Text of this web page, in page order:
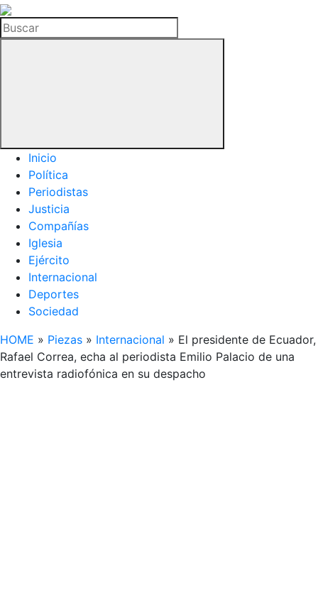
La
Hemeroteca
del
Buscar
Inicio
Política
Periodistas
Justicia
Compañías
Iglesia
Ejército
Internacional
Deportes
Sociedad
HOME » Piezas » Internacional » El presidente de Ecuador,
Rafael Correa, echa al periodista Emilio Palacio de una
entrevista radiofónica en su despacho